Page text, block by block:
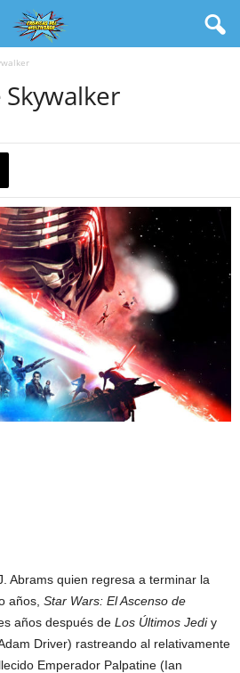
Skywalker
Abrams quien regresa a terminar la
años, Star Wars: El Ascenso de
años después de Los Últimos Jediy
Driver) rastreando al relativamente
Emperador Palpatine (Ian